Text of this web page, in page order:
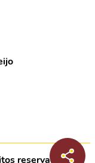
reservados |